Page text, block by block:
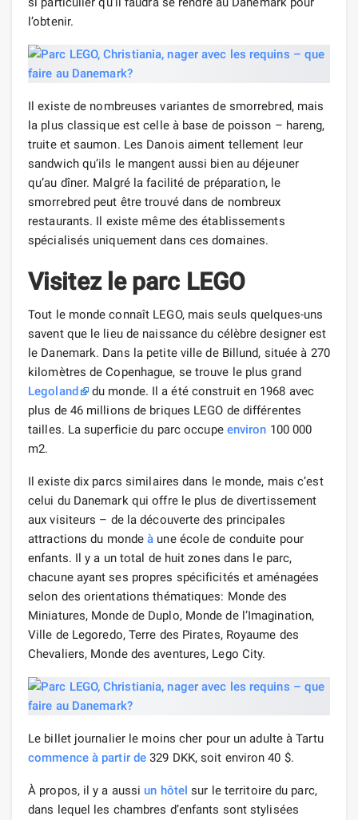
l’obtenir.
Il existe de nombreuses variantes de smorrebred, mais
la plus classique est celle à base de poisson – hareng,
truite et saumon. Les Danois aiment tellement leur
sandwich qu’ils le mangent aussi bien au déjeuner
qu’au dîner. Malgré la facilité de préparation, le
smorrebred peut être trouvé dans de nombreux
restaurants. Il existe même des établissements
spécialisés uniquement dans ces domaines.
Visitez le parc LEGO
Tout le monde connaît LEGO, mais seuls quelques-uns
savent que le lieu de naissance du célèbre designer est
le Danemark. Dans la petite ville de Billund, située à 270
kilomètres de Copenhague, se trouve le plus grand
Legoland
du monde. Il a été construit en 1968 avec
plus de 46 millions de briques LEGO de différentes
tailles. La superficie du parc occupe environ 100 000
m2.
Il existe dix parcs similaires dans le monde, mais c’est
celui du Danemark qui offre le plus de divertissement
aux visiteurs – de la découverte des principales
attractions du mondeà une école de conduite pour
enfants. Il y a un total de huit zones dans le parc,
chacune ayant ses propres spécificités et aménagées
selon des orientations thématiques: Monde des
Miniatures, Monde de Duplo, Monde de l’Imagination,
Ville de Legoredo, Terre des Pirates, Royaume des
Chevaliers, Monde des aventures, Lego City.
Le billet journalier le moins cher pour un adulte à Tartu
commence à partir de 329 DKK, soit environ 40 $.
À propos, il y a aussiun hôtel sur le territoire du parc,
dans lequel les chambres d’enfants sont stylisées